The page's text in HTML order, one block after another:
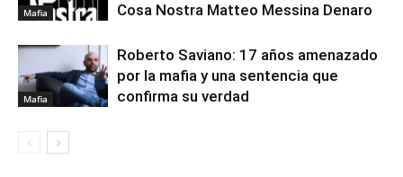
Mafia
Cosa Nostra Matteo Messina Denaro
Mafia
Roberto Saviano: 17 años amenazado
por la mafia y una sentencia que
confirma su verdad